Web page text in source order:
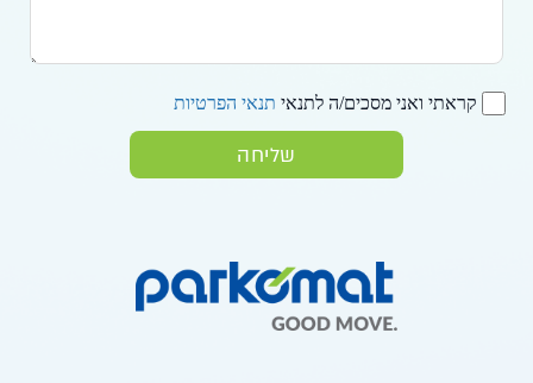
קראתי ואני מסכים/ה לתנאי תנאי הפרטיות
שליחה